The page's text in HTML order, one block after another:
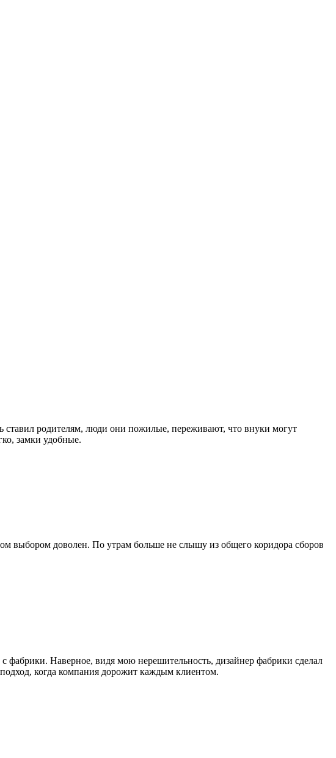
ставил родителям, люди они пожилые, переживают, что внуки могут
замки удобные.
выбором доволен. По утрам больше не слышу из общего коридора сборов
фабрики. Наверное, видя мою нерешительность, дизайнер фабрики сделал
когда компания дорожит каждым клиентом.